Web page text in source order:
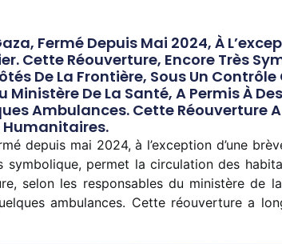
Fermé Depuis Mai 2024, À
Cette Réouverture, Encore Très
De La Frontière, Sous Un
De La Santé, A Permis À
Ambulances. Cette Réouverture
Humanitaires.
depuis mai 2024, à l’exception d’une
permet la circulation des
selon les responsables du ministère de
ambulances. Cette réouverture a